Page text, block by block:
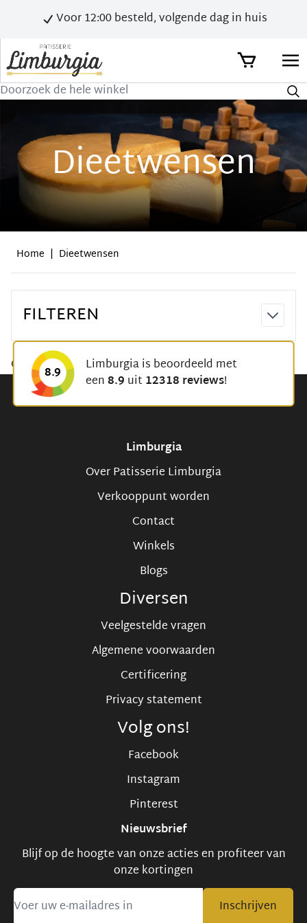
Voor 12:00 besteld, volgende dag in huis
Zoek
Dieetwensen
Home | Dieetwensen
FILTEREN
Geen producten gevonden voor deze selectie.
8.9
Limburgia is beoordeeld met
een8.9 uit12318 reviews!
Limburgia
Over Patisserie Limburgia
Verkooppunt worden
Contact
Winkels
Blogs
Diversen
Veelgestelde vragen
Algemene voorwaarden
Certificering
Privacy statement
Volg ons!
Facebook
Instagram
Pinterest
Nieuwsbrief
Blijf op de hoogte van onze acties en profiteer van
onze kortingen
Inschrijven